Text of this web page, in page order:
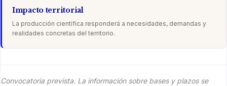
Impacto territorial
La producción científica responderá a necesidades, demandas y
realidades concretas del territorio.
Convocatoria prevista. La información sobre bases y plazos se